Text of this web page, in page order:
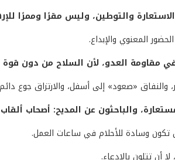
والتوطين، وليس مقرًا وممرًا
المعنوي والإبداع.
مقاومة العدو، لأن السلاح من دون
والنفاق «صعود» إلى أسفل، والارتزاق جوع
والباحثون عن المديح: أصحاب
تكون وسادة للأحلام في ساعات العمل.